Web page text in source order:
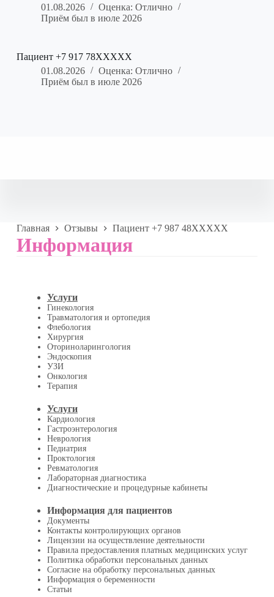
01.08.2026
Оценка: Отлично
Приём был в июле 2026
Пациент +7 917 78XXXXX
01.08.2026
Оценка: Отлично
Приём был в июле 2026
Главная Отзывы Пациент +7 987 48XXXXX
Информация
Услуги
Гинекология
Травматология и ортопедия
Флебология
Хирургия
Оториноларингология
Эндоскопия
УЗИ
Онкология
Терапия
Услуги
Кардиология
Гастроэнтерология
Неврология
Педиатрия
Проктология
Ревматология
Лабораторная диагностика
Диагностические и процедурные кабинеты
Информация для пациентов
Документы
Контакты контролирующих органов
Лицензии на осуществление деятельности
Правила предоставления платных медицинских услуг
Политика обработки персональных данных
Согласие на обработку персональных данных
Информация о беременности
Статьи